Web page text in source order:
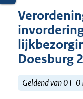
Doesburg
Geldend van